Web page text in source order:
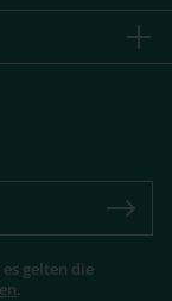
gelten die
.